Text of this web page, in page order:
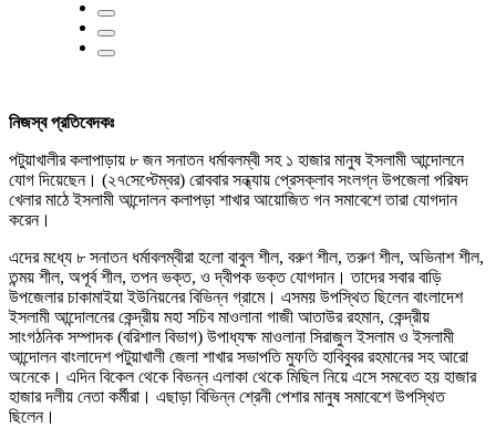
নিজস্ব প্রতিবেদকঃ
পটুয়াখালীর কলাপাড়ায় ৮ জন সনাতন ধর্মাবলম্বী সহ ১ হাজার মানুষ ইসলামী আন্দোলনে
যোগ দিয়েছেন। (২৭সেপ্টেম্বর) রোববার সন্ধ্যায় প্রেসক্লাব সংলগ্ন উপজেলা পরিষদ
খেলার মাঠে ইসলামী আন্দোলন কলাপড়া শাখার আয়োজিত গন সমাবেশে তারা যোগদান
করেন।
এদের মধ্যে ৮ সনাতন ধর্মাবলম্বীরা হলো বাবুল শীল, বরুণ শীল, তরুণ শীল, অভিনাশ শীল,
তন্ময় শীল, অপূর্ব শীল, তপন ভক্ত, ও দ্বীপক ভক্ত যোগদান। তাদের সবার বাড়ি
উপজেলার চাকামাইয়া ইউনিয়নের বিভিন্ন গ্রামে। এসময় উপস্থিত ছিলেন বাংলাদেশ
ইসলামী আন্দোলনের কেন্দ্রীয় মহা সচিব মাওলানা গাজী আতাউর রহমান, কেন্দ্রীয়
সাংগঠনিক সম্পাদক (বরিশাল বিভাগ) উপাধ্যক্ষ মাওলানা সিরাজুল ইসলাম ও ইসলামী
আন্দোলন বাংলাদেশ পটুয়াখালী জেলা শাখার সভাপতি মুফতি হাবিবুবর রহমানের সহ আরো
অনেকে। এদিন বিকেল থেকে বিভন্ন এলাকা থেকে মিছিল নিয়ে এসে সমবেত হয় হাজার
হাজার দলীয় নেতা কর্মীরা। এছাড়া বিভিন্ন শ্রেনী পেশার মানুষ সমাবেশে উপস্থিত
ছিলেন।